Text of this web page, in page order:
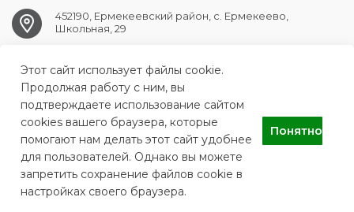
452190, Ермекеевский район, с. Ермекеево,
Школьная, 29
ermekeev.crb@doctorrb.ru
ГБУЗ РБ Ермекеевская ЦРБ
Этот сайт использует файлы cookie.
Продолжая работу с ним, вы
подтверждаете использование сайтом
cookies вашего браузера, которые
помогают нам делать этот сайт удобнее
для пользователей. Однако вы можете
запретить сохранение файлов cookie в
настройках своего браузера.
Понятно